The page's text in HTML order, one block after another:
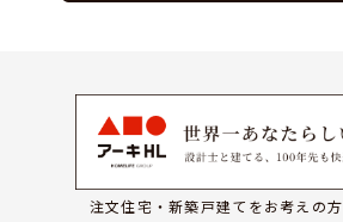
注文住宅・新築戸建てをお考えの方